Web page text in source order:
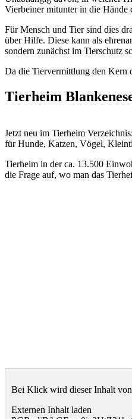
Vierbeiner mitunter in die Hände
Für Mensch und Tier sind dies
über Hilfe. Diese kann als
sondern zunächst im Tierschutz
Da die Tiervermittlung den Kern
Tierheim
Jetzt neu im Tierheim
für Hunde, Katzen, Vögel,
Tierheim in der ca. 13.500
die Frage auf, wo man das
Bei Klick wird dieser Inhalt von
Externen Inhalt laden